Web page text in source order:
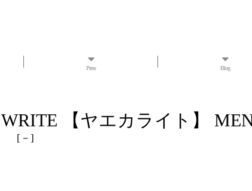
Press Blog
【ヤエカライト】
[ － ]